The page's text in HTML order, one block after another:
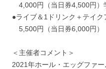
4,000円（当日券4,500円）
●ライブ＆1ドリンク＋テイ
5,500円（当日券6,000円）
＜主催者コメント＞
2021年ホール・エッグファ